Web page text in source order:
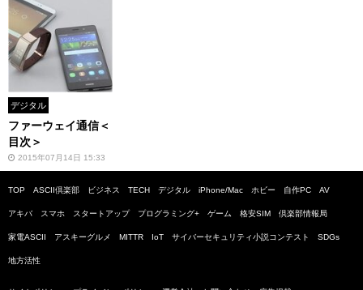
デジタル
ファーウェイ通信＜
目次＞
2015年07月14日 15:33
TOP ASCII倶楽部 ビジネス TECH デジタル iPhone/Mac ホビー 自作PC AV
アキバ スマホ スタートアップ プログラミング+ ゲーム 格安SIM 倶楽部情報局
家電ASCII アスキーグルメ MITTR IoT サイバーセキュリティ小説コンテスト SDGs
地方活性